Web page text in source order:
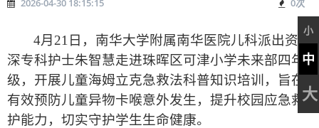
2026-04-30 18:15:15 0次
小
中
大
4月 21 日，南华大学附属南华医院儿科派出资
深专科护士朱智慧走进珠晖区可津小学未来部四年
级，开展儿童海姆立克急救法科普知识培训，旨在
有效预防儿童异物卡喉意外发生，提升校园应急救
护能力，切实守护学生生命健康。